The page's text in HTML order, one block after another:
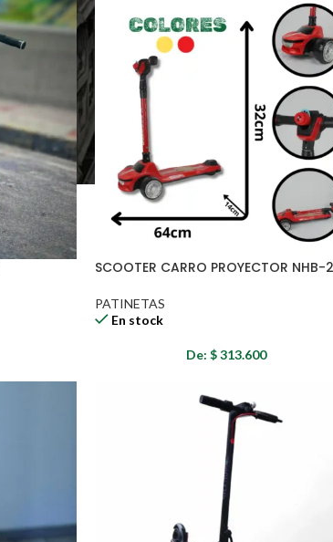
SCOOTER CARRO PROYECTOR NHB-
PATINETAS
En stock
De:$313.600